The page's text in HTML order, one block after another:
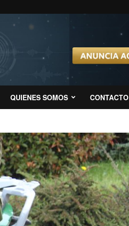
QUIENES SOMOS CONTACTO